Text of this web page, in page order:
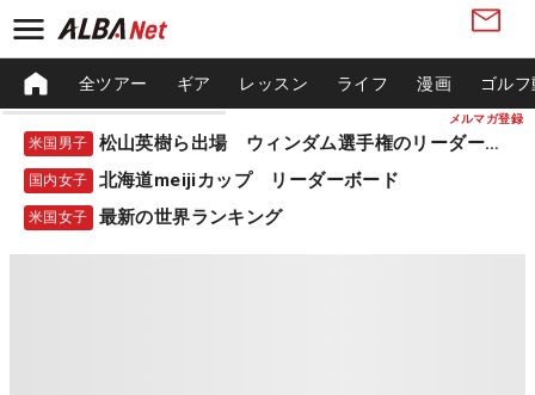
メルマガ登録
全ツアー ギア レッスン ライフ 漫画 ゴル
米国男子 松山英樹ら出場 ウィンダム選手権のリーダーボード
国内女子 北海道meijiカップ リーダーボード
米国女子 最新の世界ランキング